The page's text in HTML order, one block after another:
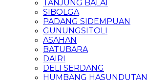
TANJUNG BALAI
SIBOLGA
PADANG SIDEMPUAN
GUNUNGSITOLI
ASAHAN
BATUBARA
DAIRI
DELI SERDANG
HUMBANG HASUNDUTAN